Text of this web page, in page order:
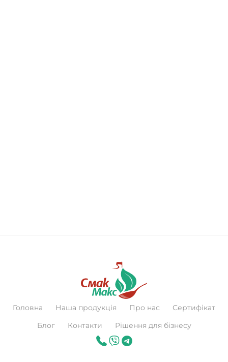
Головна Наша продукція Про нас
Сертифікат
Блог
Контакти Рішення для бізнесу